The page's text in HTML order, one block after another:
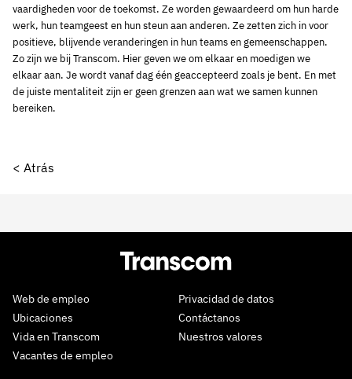
vaardigheden voor de toekomst. Ze worden gewaardeerd om hun harde
werk, hun teamgeest en hun steun aan anderen. Ze zetten zich in voor
positieve, blijvende veranderingen in hun teams en gemeenschappen.
Zo zijn we bij Transcom. Hier geven we om elkaar en moedigen we
elkaar aan. Je wordt vanaf dag één geaccepteerd zoals je bent. En met
de juiste mentaliteit zijn er geen grenzen aan wat we samen kunnen
bereiken.
< Atrás
Web de empleo
Ubicaciones
Vida en Transcom
Vacantes de empleo
Privacidad de datos
Contáctanos
Nuestros valores